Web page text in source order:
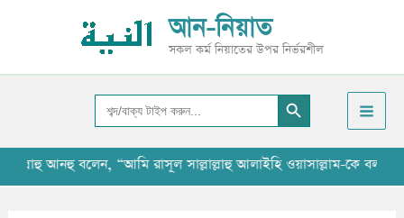
আন-নিয়াত
সকল কর্ম নিয়াতের উপর নির্ভরশীল
Search
for:
Search Button
আনহু বলেন, “আমি রাসূল সাল্লাল্লাহু আলাইহি ওয়াসাল্লাম-কে বলতে
ই